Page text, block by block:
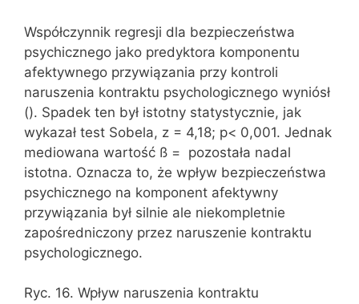
Współczynnik regresji dla bezpieczeństwa
psychicznego jako predyktora komponentu
afektywnego przywiązania przy kontroli
naruszenia kontraktu psychologicznego wyniósł
(). Spadek ten był istotny statystycznie, jak
wykazał test Sobela, z = 4,18; p< 0,001. Jednak
mediowana wartość ß = pozostała nadal
istotna. Oznacza to, że wpływ bezpieczeństwa
psychicznego na komponent afektywny
przywiązania był silnie ale niekompletnie
zapośredniczony przez naruszenie kontraktu
psychologicznego.
Ryc. 16. Wpływ naruszenia kontraktu